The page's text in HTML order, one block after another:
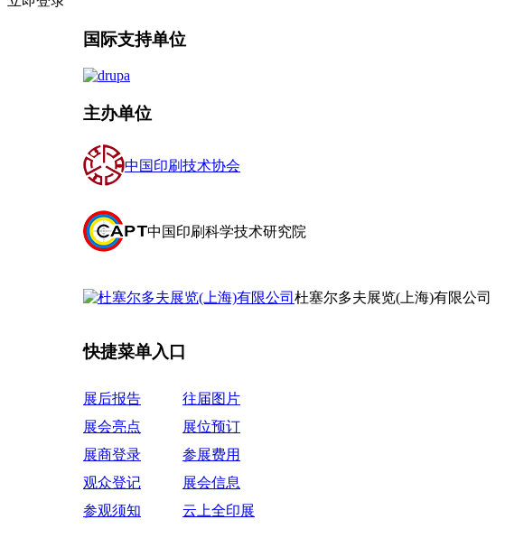
国际支持单位
主办单位
中国印刷技术协会
中国印刷科学技术研究院
杜塞尔多夫展览(上海)有限公司
快捷菜单入口
展后报告
往届图片
展会亮点
展位预订
展商登录
参展费用
观众登记
展会信息
参观须知
云上全印展